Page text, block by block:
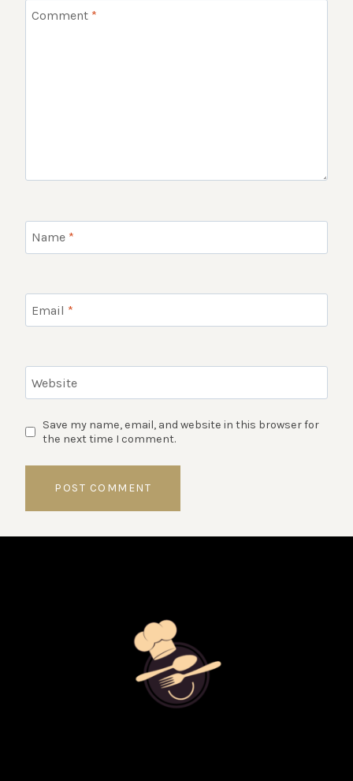
Comment *
Name *
Email *
Website
Save my name, email, and website in this browser for
the next time I comment.